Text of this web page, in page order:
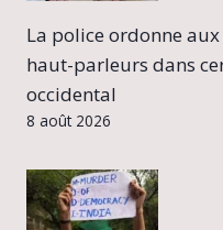
La police ordonne
haut-parleurs dans
occidental
8 août 2026